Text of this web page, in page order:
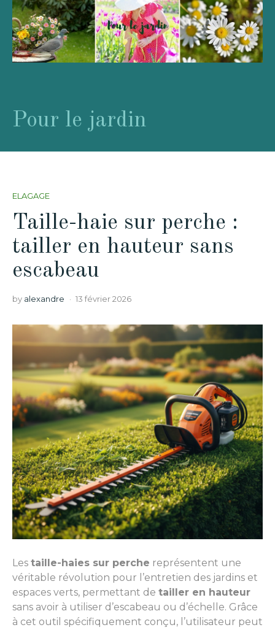
Pour le jardin
ELAGAGE
Taille-haie sur perche :
tailler en hauteur sans
escabeau
by alexandre 13 février 2026
Les taille-haies sur perche représentent une
véritable révolution pour l’entretien des jardins et
espaces verts, permettant de tailler en hauteur
sans avoir à utiliser d’escabeau ou d’échelle. Grâce
à cet outil spécifiquement conçu, l’utilisateur peut